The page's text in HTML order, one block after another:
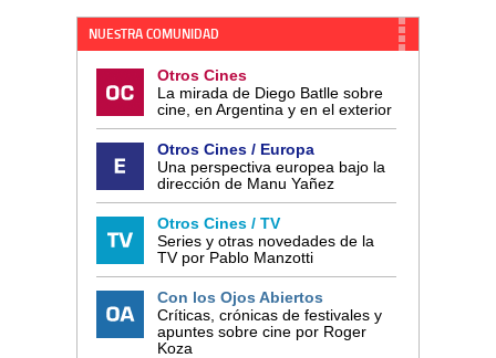
NUESTRA COMUNIDAD
Otros Cines
La mirada de Diego Batlle sobre
cine, en Argentina y en el exterior
Otros Cines / Europa
Una perspectiva europea bajo la
dirección de Manu Yañez
Otros Cines / TV
Series y otras novedades de la
TV por Pablo Manzotti
Con los Ojos Abiertos
Críticas, crónicas de festivales y
apuntes sobre cine por Roger
Koza